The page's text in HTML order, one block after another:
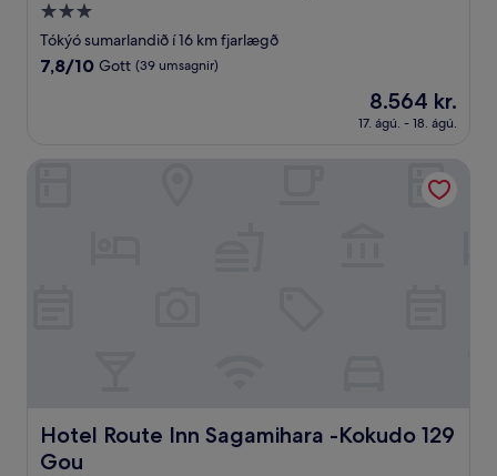
3.0
stjörnu
gististaður
Tókýó sumarlandið í 16 km fjarlægð
7.8
umsagnir)
7,8/10 Gott (39 umsagnir)
Verðið
er
8.564 kr.
8.564 kr.
17. ágú. - 18. ágú.
Hotel Route Inn Sagamihara -Kokudo 129
Gou
Hotel Route Inn Sagamihara -Kokudo 129 Gou